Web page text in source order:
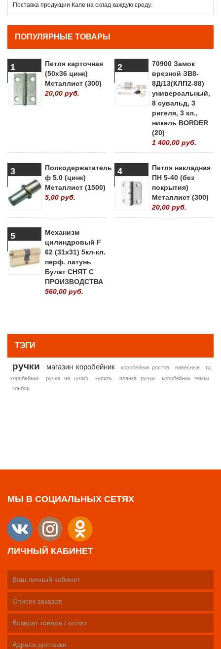
Поставка продукции Кале на склад каждую среду.
ПОПУЛЯРНЫЕ ТОВАРЫ
1
Петля карточная
(50х36 цинк)
Металлист (300)
20,00 руб.
2
70900 Замок
врезной ЗВ8-
8Д/13(КЛП2-88)
универсальный,
8 сувальд, 3
ригеля, 3 кл.,
никель BORDER
(20)
1 400,00 руб.
3
Полкодержататель
ф 5.0 (цинк)
Металлист (1500)
5,00 руб.
4
Петля накладная
ПН 5-40 (без
покрытия)
Металлист (300)
20,00 руб.
5
Механизм
цилиндровый F
62 (31х31) 5кл-кл.
перф. латунь
Булат СНЯТ С
ПРОИЗВОДСТВА
560,00 руб.
ТЭГИ
ручки магазин коробейник коробейник ростов навесные
тд
коробейник
ручка на шкаф купить планка ручки
коробейник замки
эльбор
МЫ В СОЦИАЛЬНЫХ СЕТЯХ
ЛИЧНЫЙ КАБИНЕТ
Ваш личный кабинет
Список заказов
Возврат товара / оплат
Адреса доставки